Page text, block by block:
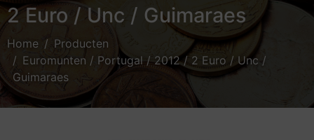
2 Euro / Unc / Guimaraes
Home
Producten
Euromunten / Portugal / 2012 / 2 Euro / Unc /
Guimaraes